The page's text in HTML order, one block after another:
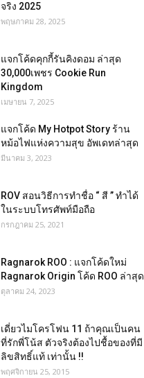
จริง 2025
พฤษภาคม 28, 2025
แจกโค้ดคุกกี้รันคิงดอม ล่าสุด
30,000เพชร Cookie Run
Kingdom
เมษายน 7, 2025
แจกโค้ด My Hotpot Story ร้าน
หม้อไฟแห่งความสุข อัพเดทล่าสุด
มีนาคม 3, 2023
ROV สอนวิธีการทำชื่อ “ สี ” ทำได้
ในระบบโทรศัพท์มือถือ
กรกฎาคม 25, 2021
Ragnarok ROO : แจกโค้ดใหม่
Ragnarok Origin โค้ด ROO ล่าสุด
ตุลาคม 24, 2023
เดี่ยวไมโครโฟน 11 ถ้าคุณเป็นคน
ที่รักพี่โน้ส ตัวจริงต้องไปชื้อของที่มี
ลิขสิทธิ์แท้ เท่านั้น !!
พฤศจิกายน 25, 2015